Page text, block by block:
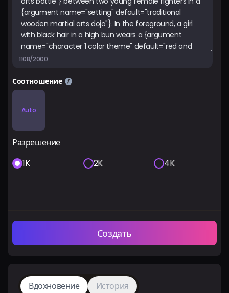
1108/2000
Соотношение
Auto
Разрешение
1K
2K 4K
Создать
Вдохновение История